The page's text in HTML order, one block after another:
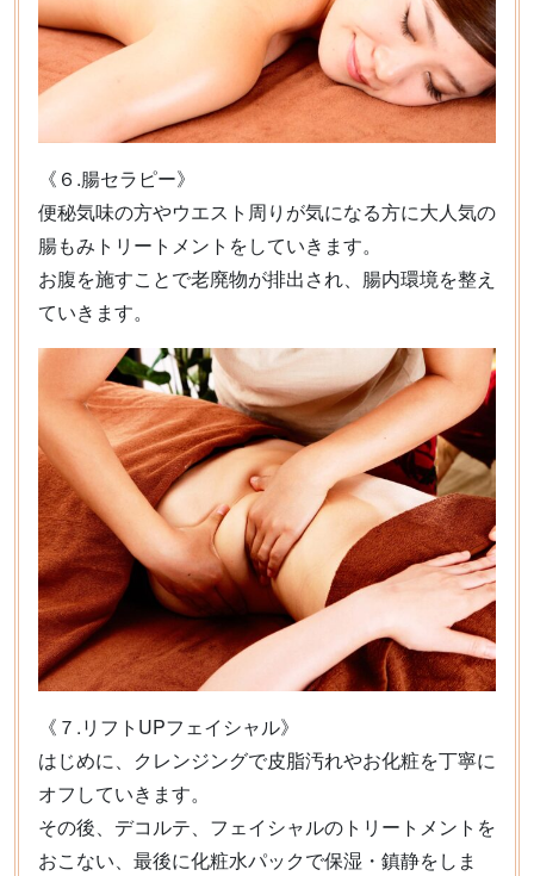
《６.腸セラピー》
便秘気味の方やウエスト周りが気になる方に大人気の
腸もみトリートメントをしていきます。
お腹を施すことで老廃物が排出され、腸内環境を整え
ていきます。
《７.リフトUPフェイシャル》
はじめに、クレンジングで皮脂汚れやお化粧を丁寧に
オフしていきます。
その後、デコルテ、フェイシャルのトリートメントを
おこない、最後に化粧水パックで保湿・鎮静をしま